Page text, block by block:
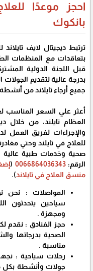
احجز موعدًا
بانكوك
ترتبط ديجيتال لايف
بتعاقدات مع المنظمات
قبل اللجنة الدولية
بدرجة عالية لتقديم الجولات
جميع أرجاء تايلاند من
أعثر علي السعر
العظام تايلند، من خلال
والإجراءات لفريق
للعلاج في تايلند وحتي
صحية وخدمات طبية عالية
الرقم:0066864036343
(
منسق العلاج في تايلاند).
المواصلات : نحن
سياحين يتحدثون
ومجهزة .
حجز الفنادق : نقدم
الصحية بدرجاتها
مناسبة .
رحلات سياحية :
جولات وأنشطة بكل